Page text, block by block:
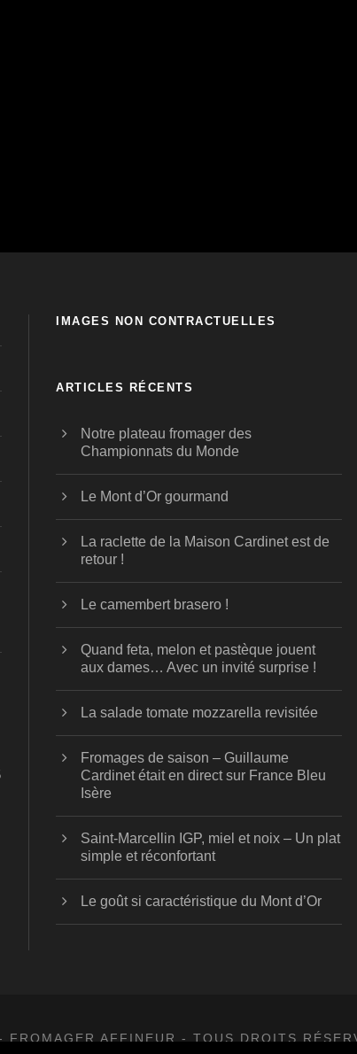
IMAGES NON CONTRACTUELLES
ARTICLES RÉCENTS
Notre plateau fromager des
Championnats du Monde
Le Mont d’Or gourmand
La raclette de la Maison Cardinet est de
retour !
Le camembert brasero !
Quand feta, melon et pastèque jouent
aux dames… Avec un invité surprise !
La salade tomate mozzarella revisitée
Fromages de saison – Guillaume
Cardinet était en direct sur France Bleu
Isère
Saint-Marcellin IGP, miel et noix – Un plat
simple et réconfortant
Le goût si caractéristique du Mont d’Or
AFFINEUR - TOUS DROITS